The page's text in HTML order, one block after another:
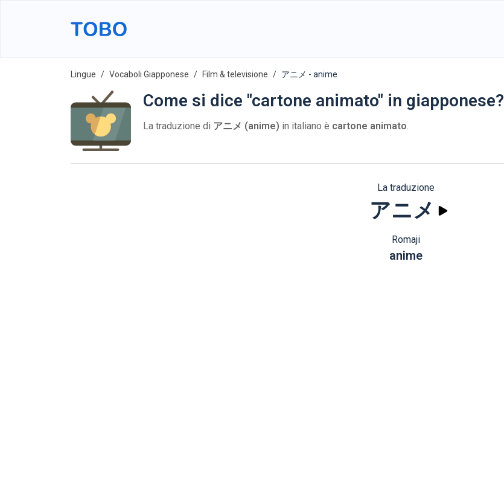
Lingue Vocaboli Giapponese Film & televisione アニメ - anime
Come si dice "cartone animato" in giapponese?
La traduzione di アニメ (anime) in italiano è cartone animato.
La traduzione
アニメ
Romaji
anime